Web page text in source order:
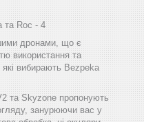
та Roc - 4
дронами, що є
використання та
які вибирають Bezpeka
та Skyzone пропонують
занурюючи вас у